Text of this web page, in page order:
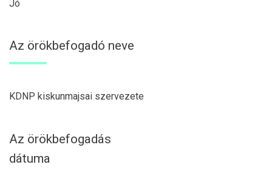
Jó
Az örökbefogadó neve
KDNP kiskunmajsai szervezete
Az örökbefogadás
dátuma